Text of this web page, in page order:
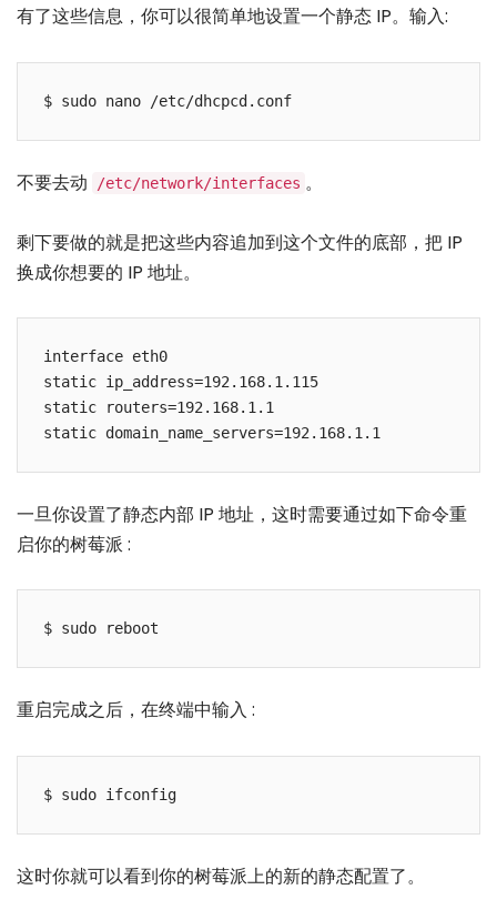
有了这些信息，你可以很简单地设置一个静态 IP。输入:
不要去动 /etc/network/interfaces 。
剩下要做的就是把这些内容追加到这个文件的底部，把 IP
换成你想要的 IP 地址。
interface eth0
static ip_address=192.168.1.115
static routers=192.168.1.1
一旦你设置了静态内部 IP 地址，这时需要通过如下命令重
启你的树莓派 :
重启完成之后，在终端中输入 :
这时你就可以看到你的树莓派上的新的静态配置了。